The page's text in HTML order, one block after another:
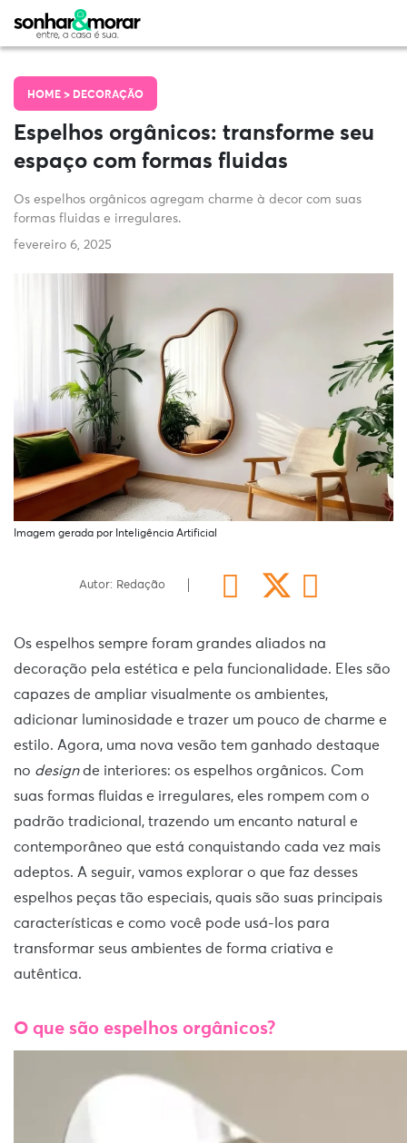
HOME > DECORAÇÃO
Espelhos orgânicos: transforme seu
espaço com formas fluidas
Os espelhos orgânicos agregam charme à decor com suas
formas fluidas e irregulares.
fevereiro 6, 2025
Imagem gerada por Inteligência Artificial
Autor: Redação
Os espelhos sempre foram grandes aliados na
decoração pela estética e pela funcionalidade. Eles são
capazes de ampliar visualmente os ambientes,
adicionar luminosidade e trazer um pouco de charme e
estilo. Agora, uma nova vesão tem ganhado destaque
no designde interiores: os espelhos orgânicos. Com
suas formas fluidas e irregulares, eles rompem com o
padrão tradicional, trazendo um encanto natural e
contemporâneo que está conquistando cada vez mais
adeptos. A seguir, vamos explorar o que faz desses
espelhos peças tão especiais, quais são suas principais
características e como você pode usá-los para
transformar seus ambientes de forma criativa e
autêntica.
O que são espelhos orgânicos?